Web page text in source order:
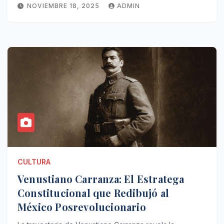
NOVIEMBRE 18, 2025 ADMIN
CULTURA
Venustiano Carranza: El Estratega
Constitucional que Redibujó al
México Posrevolucionario